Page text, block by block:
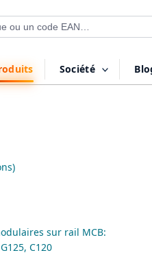
Société
sur rail MCB:
C120